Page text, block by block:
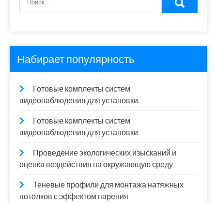
Набирает популярность
Готовые комплекты систем
видеонаблюдения для установки.
Готовые комплекты систем
видеонаблюдения для установки
Проведение экологических изысканий и
оценка воздействия на окружающую среду
Теневые профили для монтажа натяжных
потолков с эффектом парения